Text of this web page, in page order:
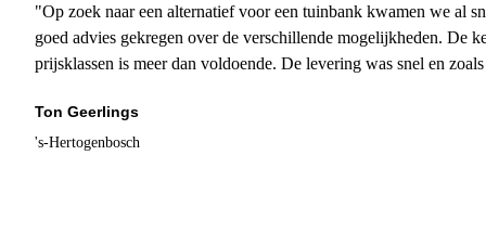
"Op zoek naar een alternatief voor een tuinbank kwamen we al
goed advies gekregen over de verschillende mogelijkheden. De
prijsklassen is meer dan voldoende. De levering was snel en
Ton Geerlings
's-Hertogenbosch